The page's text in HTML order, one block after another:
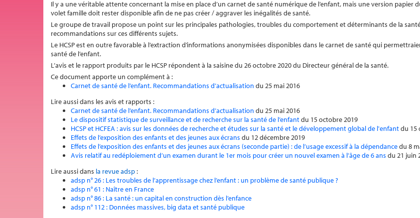
Il y a une véritable attente concernant la mise en place d’un carnet de santé numérique de l’enfant, mais une version papier
volet famille doit rester disponible afin de ne pas créer / aggraver les inégalités de santé.
Le groupe de travail propose un point sur les principales pathologies, troubles du comportement et déterminants de la
recommandations sur ces différents sujets.
Le HCSP est en outre favorable à l’extraction d’informations anonymisées disponibles dans le carnet de santé qui
santé de l’enfant.
L’avis et le rapport produits par le HCSP répondent à la saisine du 26 octobre 2020 du Directeur général de la santé.
Ce document apporte un complément à :
Carnet de santé de l’enfant. Recommandations d’actualisation du 25 mai 2016
Lire aussi dans les avis et rapports :
Carnet de santé de l’enfant. Recommandations d’actualisation du 25 mai 2016
Le dispositif statistique de surveillance et de recherche sur la santé de l’enfantdu 15 octobre 2019
HCSP et HCFEA : avis sur les données de recherche et études sur la santé et le développement global de l'enfantdu 15
Effets de l’exposition des enfants et des jeunes aux écrans du 12 décembre 2019
Effets de l’exposition des enfants et des jeunes aux écrans (seconde partie) : de l’usage excessif à la dépendancedu 8
Avis relatif au redéploiement d’un examen durant le 1er mois pour créer un nouvel examen à l’âge de 6 ans du 21 juin
Lire aussi dans la revue adsp:
adsp n° 26 : Les troubles de l’apprentissage chez l’enfant : un problème de santé publique ?
adsp n° 61 : Naître en France
adsp n° 86 : La santé : un capital en construction dès l’enfance
adsp n° 112 : Données massives, big data et santé publique